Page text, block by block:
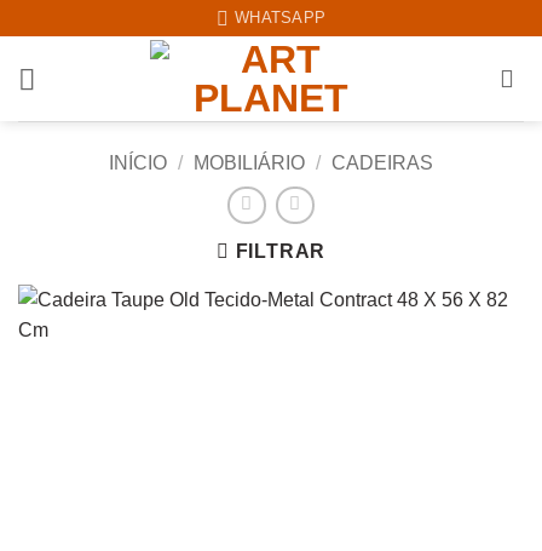
content
WHATSAPP
INÍCIO / MOBILIÁRIO / CADEIRAS
FILTRAR